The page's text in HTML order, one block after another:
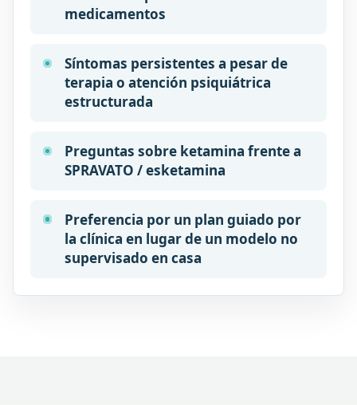
medicamentos
Síntomas persistentes a pesar de
terapia o atención psiquiátrica
estructurada
Preguntas sobre ketamina frente a
SPRAVATO / esketamina
Preferencia por un plan guiado por
la clínica en lugar de un modelo no
supervisado en casa